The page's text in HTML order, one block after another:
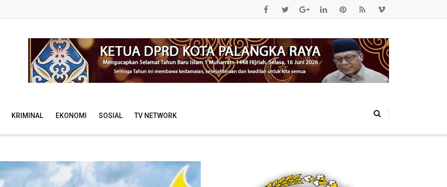
KRIMINAL EKONOMI SOSIAL TV NETWORK